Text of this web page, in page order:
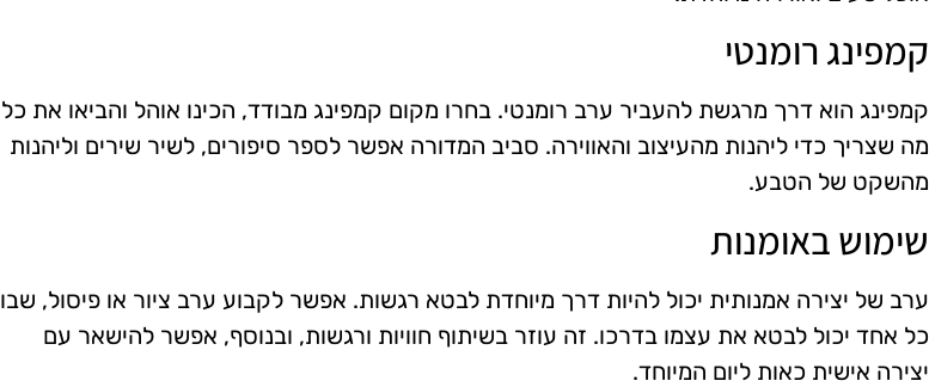
קמפינג רומנטי
קמפינג הוא דרך מרגשת להעביר ערב רומנטי. בחרו מקום קמפינג מבודד, הכינו אוהל והביאו את כל
מה שצריך כדי ליהנות מהעיצוב והאווירה. סביב המדורה אפשר לספר סיפורים, לשיר שירים וליהנות
מהשקט של הטבע.
שימוש באומנות
ערב של יצירה אמנותית יכול להיות דרך מיוחדת לבטא רגשות. אפשר לקבוע ערב ציור או פיסול, שבו
כל אחד יכול לבטא את עצמו בדרכו. זה עוזר בשיתוף חוויות ורגשות, ובנוסף, אפשר להישאר עם
יצירה אישית כאות ליום המיוחד.